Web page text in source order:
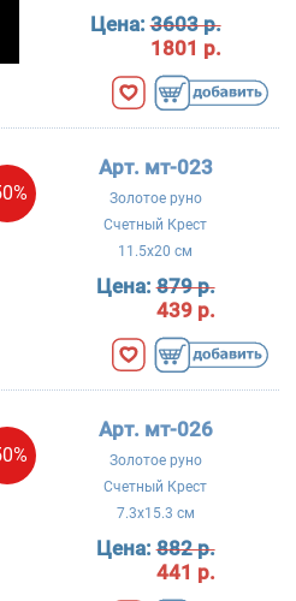
Цена:3603 р.
1801 р.
Арт. мт-023
Золотое руно
Счетный Крест
11.5x20 см
Цена:879 р.
439 р.
Арт. мт-026
Золотое руно
Счетный Крест
7.3x15.3 см
Цена:882 р.
441 р.